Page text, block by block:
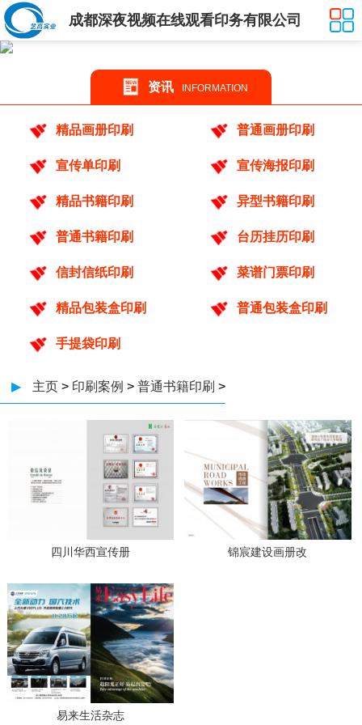
成都深夜视频在线观看印务有限公司
资讯 INFORMATION
精品画册印刷 普通画册印刷
宣传单印刷 宣传海报印刷
精品书籍印刷 异型书籍印刷
普通书籍印刷 台历挂历印刷
信封信纸印刷 菜谱门票印刷
精品包装盒印刷 普通包装盒印刷
手提袋印刷
▶ 主页 > 印刷案例 > 普通书籍印刷 >
四川华西宣传册 锦宸建设画册改
易来生活杂志